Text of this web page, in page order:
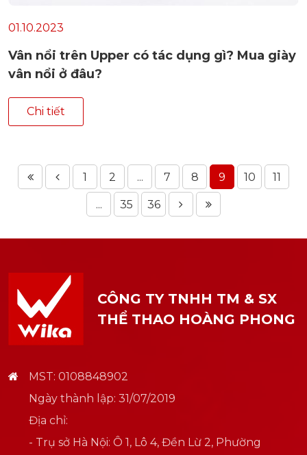
01.10.2023
Vân nổi trên Upper có tác dụng gì? Mua giày
vân nổi ở đâu?
Chi tiết
1 2 ... 7 8 9 10 11
... 35 36
CÔNG TY TNHH TM & SX
THỂ THAO HOÀNG PHONG
MST: 0108848902
Ngày thành lập: 31/07/2019
Địa chỉ:
- Trụ sở Hà Nội: Ô 1, Lô 4, Đền Lừ 2, Phường